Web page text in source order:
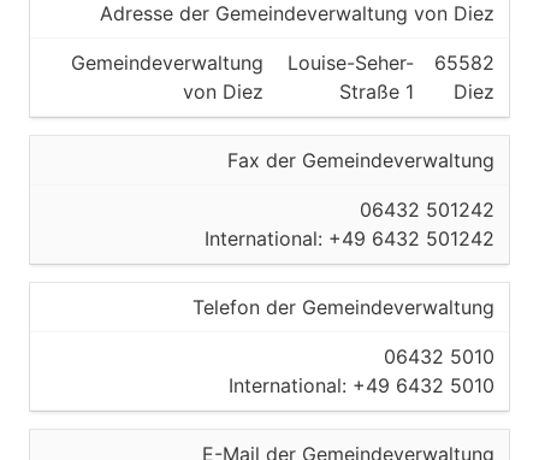
Adresse der Gemeindeverwaltung von Diez
Gemeindeverwaltung
von Diez
Louise-Seher-
Straße 1
65582
Diez
Fax der Gemeindeverwaltung
06432 501242
International: +49 6432 501242
Telefon der Gemeindeverwaltung
06432 5010
International: +49 6432 5010
E-Mail der Gemeindeverwaltung